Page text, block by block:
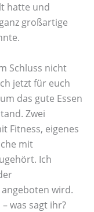
hatte und
großartige
Schluss nicht
jetzt für euch
das gute Essen
Zwei
Fitness, eigenes
mit
Ich
wird.
was sagt ihr?